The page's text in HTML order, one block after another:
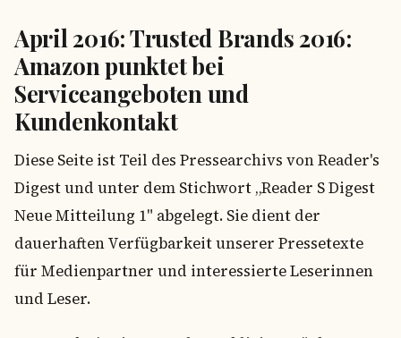
April 2016: Trusted Brands 2016:
Amazon punktet bei
Serviceangeboten und
Kundenkontakt
Diese Seite ist Teil des Pressearchivs von Reader's
Digest und unter dem Stichwort „Reader S Digest
Neue Mitteilung 1" abgelegt. Sie dient der
dauerhaften Verfügbarkeit unserer Pressetexte
für Medienpartner und interessierte Leserinnen
und Leser.